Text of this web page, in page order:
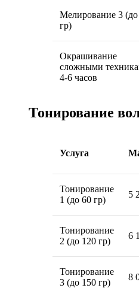
Мелирование 3 (до
гр)
Окрашивание
сложными
4-6 часов
Тонирование
Услуга
Тонирование
1 (до 60 гр)
5
Тонирование
2 (до 120 гр)
6
Тонирование
3 (до 150 гр)
8